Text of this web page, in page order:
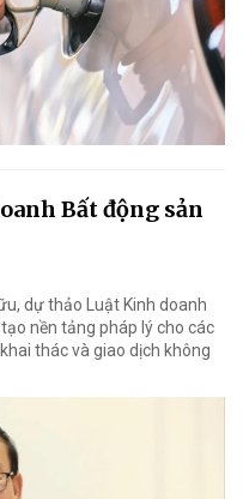
Bất động sản
dự thảo Luật Kinh doanh
nền tảng pháp lý cho các
thác và giao dịch không